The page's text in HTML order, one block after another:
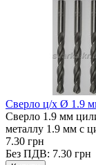
Сверло ц/х Ø 1.9
Сверло 1.9 мм
металлу 1.9 мм с
7.30 грн
Без ПДВ: 7.30 грн